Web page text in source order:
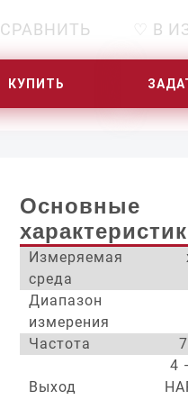
СРАВНИТЬ ♡ В
КУПИТЬ
Основные
Измеряемая
среда
Диапазон
измерения
Частота
Выход
4